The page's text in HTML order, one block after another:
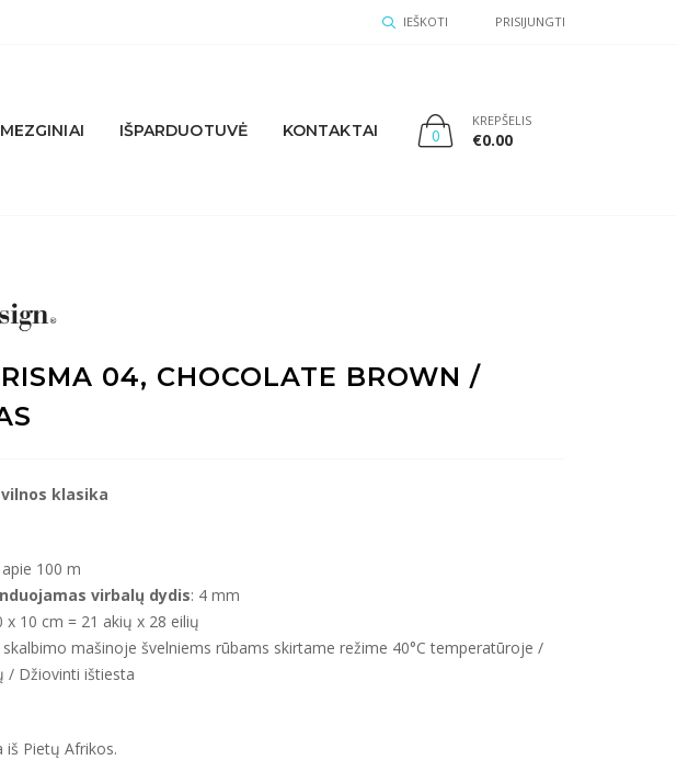
IEŠKOTI PRISIJUNGTI
MEZGINIAI IŠPARDUOTUVĖ KONTAKTAI 0
KREPŠELIS
€0.00
04, CHOCOLATE BROWN /
klasika
100 m
virbalų dydis: 4 mm
x 10 cm = 21 akių x 28 eilių
skalbimo mašinoje švelniems rūbams skirtame režime 40°C temperatūroje /
/ Džiovinti ištiesta
iš Pietų Afrikos.